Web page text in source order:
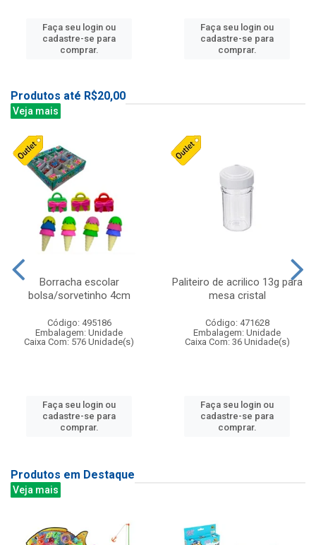
Faça seu login ou
cadastre-se para
comprar.
Faça seu login ou
cadastre-se para
comprar.
Produtos até R$20,00
Veja mais
Borracha escolar
bolsa/sorvetinho 4cm
Código: 495186
Embalagem: Unidade
Caixa Com: 576 Unidade(s)
Faça seu login ou
cadastre-se para
comprar.
Paliteiro de acrilico 13g para
mesa cristal
Código: 471628
Embalagem: Unidade
Caixa Com: 36 Unidade(s)
Faça seu login ou
cadastre-se para
comprar.
Produtos em Destaque
Veja mais